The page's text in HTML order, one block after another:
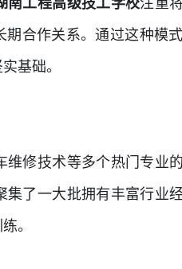
南工程高级技工学校注重
合作关系。通过这种模
基础。
修技术等多个热门专业
了一大批拥有丰富行业
。